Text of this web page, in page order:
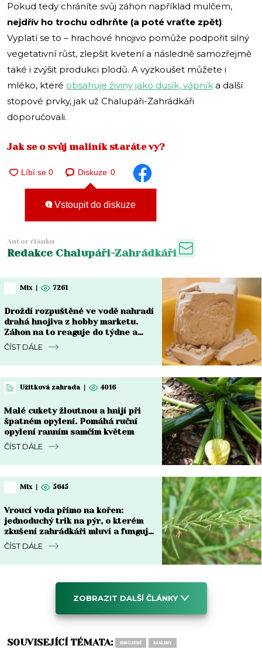
Pokud tedy chráníte svůj záhon například mulčem,
nejdřív ho trochu odhrňte (a poté vraťte zpět).
Vyplatí se to – hrachové hnojivo pomůže podpořit silný
vegetativní růst, zlepšit kvetení a následně samozřejmě
také i zvýšit produkci plodů. A vyzkoušet můžete i
mléko, které obsahuje živiny jako dusík, vápník a další
stopové prvky, jak už Chalupáři-Zahrádkáři
doporučovali.
Jak se o svůj maliník staráte vy?
Diskuze 0
Vstoupit do diskuze
Autor článku
Redakce Chalupáři-Zahrádkáři
Mix | 7261
Droždí rozpuštěné ve vodě nahradí
drahá hnojiva z hobby marketu.
Záhon na to reaguje do týdne a
rozdíl je vidět pouhým okem
ČÍST DÁLE
Užitková zahrada | 4016
Malé cukety žloutnou a hnijí při
špatném opylení. Pomáhá ruční
opylení ranním samčím květem
ČÍST DÁLE
Mix | 5645
Vroucí voda přímo na kořen:
jednoduchý trik na pýr, o kterém
zkušení zahrádkáři mluví a funguje
do týdne
ČÍST DÁLE
ZOBRAZIT DALŠÍ ČLÁNKY
SOUVISEJÍCÍ TÉMATA: HNOJENÍ MALINY